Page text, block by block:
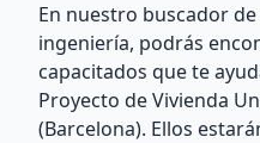
En nuestro buscador
ingeniería, podrás
capacitados que te
Proyecto de Vivienda
(Barcelona). Ellos